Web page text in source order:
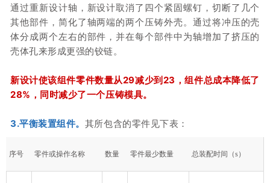
通过重新设计轴，新设计取消了四个紧固螺钉，切断了几个
其他部件，简化了轴两端的两个压铸外壳。通过将冲压的壳
体分成两个左右的部件，并在每个部件中为轴增加了挤压的
壳体孔来形成更强的铰链。
新设计使该组件零件数量从29减少到23，组件总成本降低了
28%，同时减少了一个压铸模具。
3.平衡装置组件。 其所包含的零件见下表：
序号 零件或操作名称 数量 零件最少数量 总装配时间（s）